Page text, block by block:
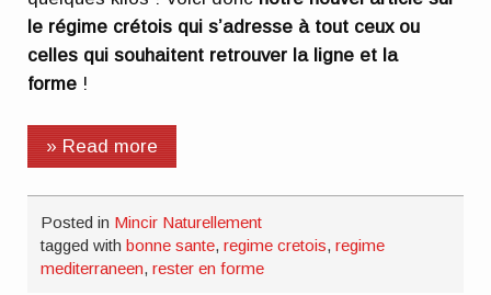
le régime crétois qui s’adresse à tout ceux ou
celles qui souhaitent retrouver la ligne et la
forme !
» Read more
Posted in Mincir Naturellement
tagged withbonne sante,regime cretois,regime
mediterraneen,rester en forme